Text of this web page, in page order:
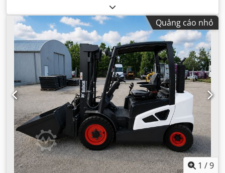
Quảng cáo nhỏ
1 /9